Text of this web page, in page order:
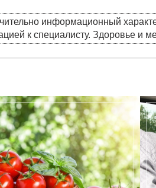
информационный
к специалисту. Здоровье и